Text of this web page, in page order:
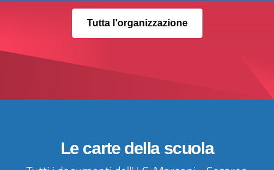
Tutta l’organizzazione
Le carte della scuola